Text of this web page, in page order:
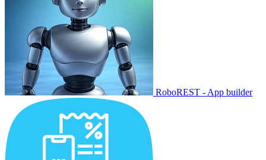
RoboREST - App builder